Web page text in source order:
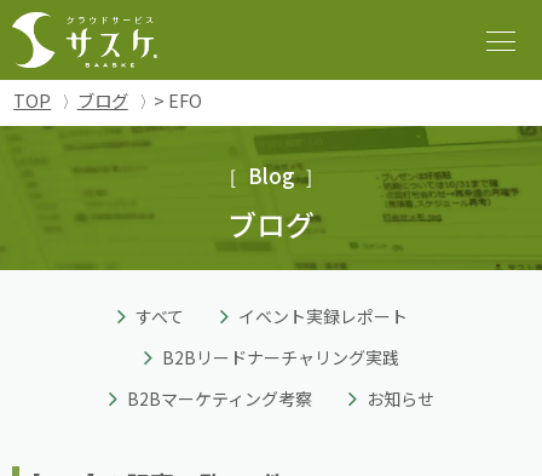
TOP ブログ > EFO
Blog
ブログ
すべて
イベント実録レポート
B2Bリードナーチャリング実践
B2Bマーケティング考察
お知らせ